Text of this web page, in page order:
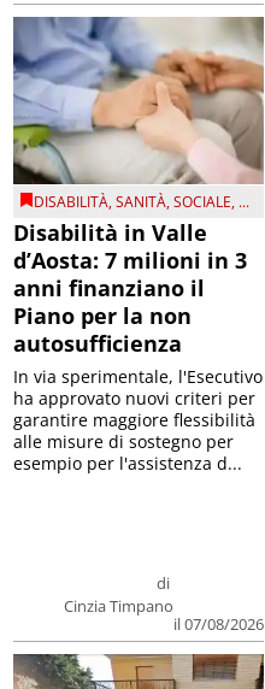
DISABILITÀ,SANITÀ,SOCIALE, ...
Disabilità in Valle
d’Aosta: 7 milioni in 3
anni finanziano il
Piano per la non
autosufficienza
di
Cinzia Timpano
il 07/08/2026
In via sperimentale, l'Esecutivo
ha approvato nuovi criteri per
garantire maggiore flessibilità
alle misure di sostegno per
esempio per l'assistenza d...